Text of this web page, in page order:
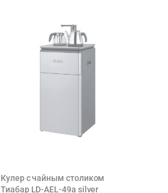
Кулер с чайным столиком
Тиабар LD-AEL-49a silver